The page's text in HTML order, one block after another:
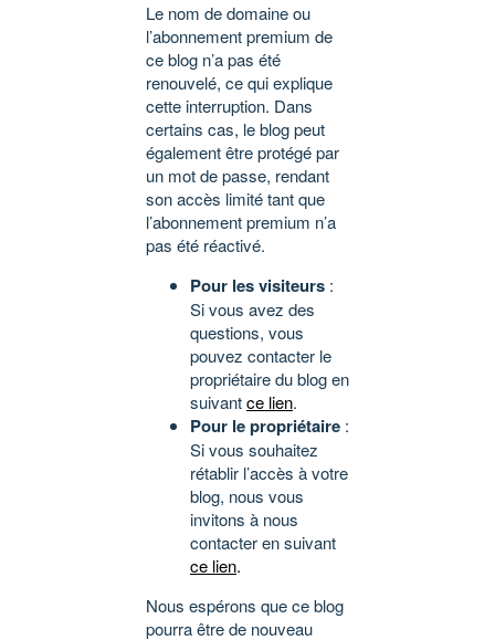
Le nom de domaine ou
l’abonnement premium de
ce blog n’a pas été
renouvelé, ce qui explique
cette interruption. Dans
certains cas, le blog peut
également être protégé par
un mot de passe, rendant
son accès limité tant que
l’abonnement premium n’a
pas été réactivé.
Pour les visiteurs :
Si vous avez des
questions, vous
pouvez contacter le
propriétaire du blog en
suivantce lien.
Pour le propriétaire :
Si vous souhaitez
rétablir l’accès à votre
blog, nous vous
invitons à nous
contacter en suivant
ce lien.
Nous espérons que ce blog
pourra être de nouveau